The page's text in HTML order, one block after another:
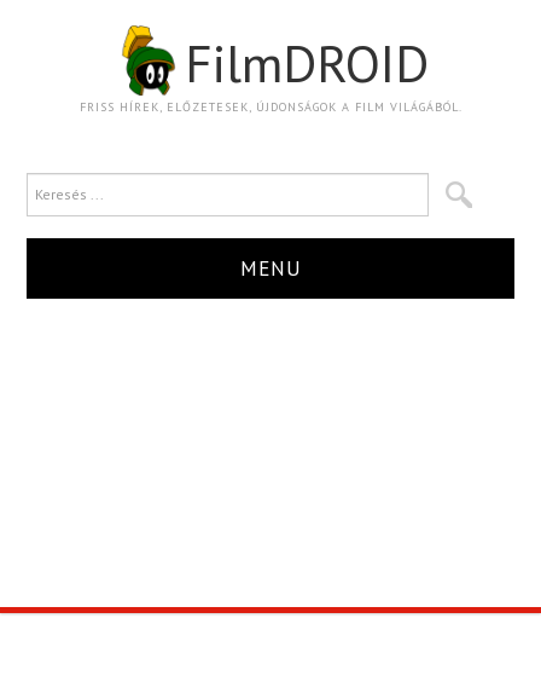
FilmDROID
FRISS HÍREK, ELŐZETESEK, ÚJDONSÁGOK A FILM VILÁGÁBÓL.
MENU